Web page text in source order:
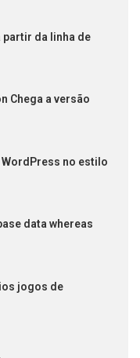
da linha de
Chega a versão
no estilo
data whereas
jogos de